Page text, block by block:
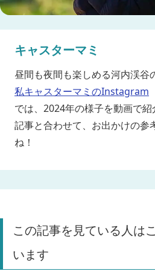
キャスターマミ
昼間も夜間も楽しめる河内渓谷
私キャスターマミのInstagram
では、2024年の様子を動画で
記事と合わせて、お出かけの参
ね！
この記事を見ている人は
います